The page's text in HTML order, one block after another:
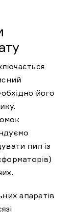
його
пил із
апаратів